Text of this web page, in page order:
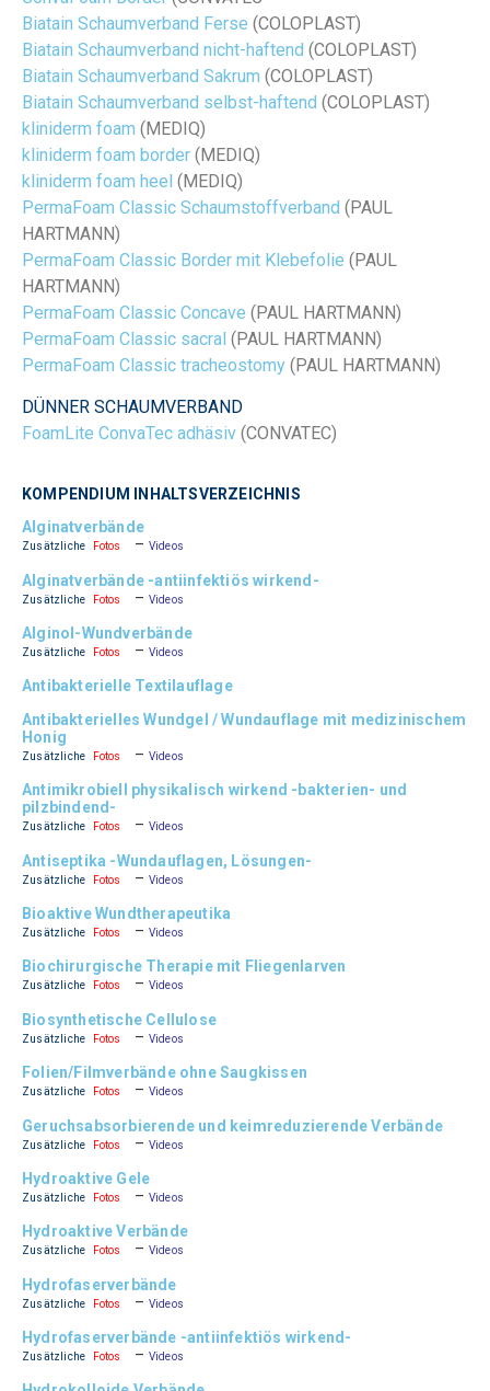
Biatain Schaumverband Ferse (COLOPLAST)
Biatain Schaumverband nicht-haftend (COLOPLAST)
Biatain Schaumverband Sakrum (COLOPLAST)
Biatain Schaumverband selbst-haftend (COLOPLAST)
kliniderm foam (MEDIQ)
kliniderm foam border (MEDIQ)
kliniderm foam heel (MEDIQ)
PermaFoam Classic Schaumstoffverband (PAUL
HARTMANN)
PermaFoam Classic Border mit Klebefolie (PAUL
HARTMANN)
PermaFoam Classic Concave (PAUL HARTMANN)
PermaFoam Classic sacral (PAUL HARTMANN)
PermaFoam Classic tracheostomy (PAUL HARTMANN)
DÜNNER SCHAUMVERBAND
FoamLite ConvaTec adhäsiv (CONVATEC)
KOMPENDIUM INHALTSVERZEICHNIS
Alginatverbände
Zusätzliche Fotos – Videos
Alginatverbände -antiinfektiös wirkend-
Zusätzliche Fotos – Videos
Alginol-Wundverbände
Zusätzliche Fotos – Videos
Antibakterielle Textilauflage
Antibakterielles Wundgel / Wundauflage mit medizinischem
Honig
Zusätzliche Fotos – Videos
Antimikrobiell physikalisch wirkend -bakterien- und
pilzbindend-
Zusätzliche Fotos – Videos
Antiseptika -Wundauflagen, Lösungen-
Zusätzliche Fotos – Videos
Bioaktive Wundtherapeutika
Zusätzliche Fotos – Videos
Biochirurgische Therapie mit Fliegenlarven
Zusätzliche Fotos – Videos
Biosynthetische Cellulose
Zusätzliche Fotos – Videos
Folien/Filmverbände ohne Saugkissen
Zusätzliche Fotos – Videos
Geruchsabsorbierende und keimreduzierende Verbände
Zusätzliche Fotos – Videos
Hydroaktive Gele
Zusätzliche Fotos – Videos
Hydroaktive Verbände
Zusätzliche Fotos – Videos
Hydrofaserverbände
Zusätzliche Fotos – Videos
Hydrofaserverbände -antiinfektiös wirkend-
Zusätzliche Fotos – Videos